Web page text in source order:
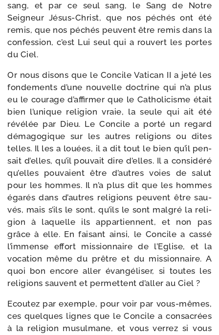
sang, et par ce seul sang, le Sang de Notre
Seigneur Jésus-​Christ, que nos péchés ont été
remis, que nos péchés peuvent être remis dans la
confes­sion, c’est Lui seul qui a rou­vert les portes
du Ciel.
Or nous disons que le Concile Vatican II a jeté les
fon­de­ments d’une nou­velle doc­trine qui n’a plus
eu le cou­rage d’affirmer que le Catholicisme était
bien l’unique reli­gion vraie, la seule qui ait été
révé­lée par Dieu. Le Concile a por­té un regard
déma­go­gique sur les autres reli­gions ou dites
telles. Il les a louées, il a dit tout le bien qu’il pen­
sait d’elles, qu’il pou­vait dire d’elles. Il a consi­dé­ré
qu’elles pou­vaient être d’autres voies de salut
pour les hommes. Il n’a plus dit que les hommes
éga­rés dans d’autres reli­gions peuvent être sau­
vés, mais s’ils le sont, qu’ils le sont mal­gré la reli­
gion à laquelle ils appar­tiennent, et non pas
grâce à elle. En fai­sant ain­si, le Concile a cas­sé
l’immense effort mis­sion­naire de l’Eglise, et la
voca­tion même du prêtre et du mis­sion­naire. A
quoi bon encore aller évan­gé­li­ser, si toutes les
reli­gions sauvent et per­mettent d’aller au Ciel ?
Ecoutez par exemple, pour voir par vous-​mêmes,
ces quelques lignes que le Concile a consa­crées
à la reli­gion musul­mane, et vous ver­rez si vous